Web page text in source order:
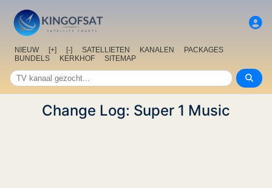
NIEUW [+] [-] SATELLIETEN KANALEN
PACKAGES
BUNDELS
KERKHOF SITEMAP
Change Log: Super 1 Music